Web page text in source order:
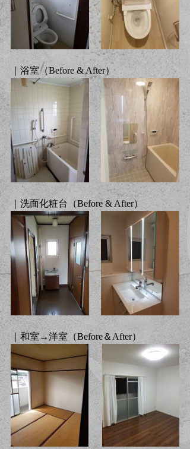
｜浴室（Before & After）
｜洗面化粧台（Before & After）
｜和室→洋室（Before＆After）